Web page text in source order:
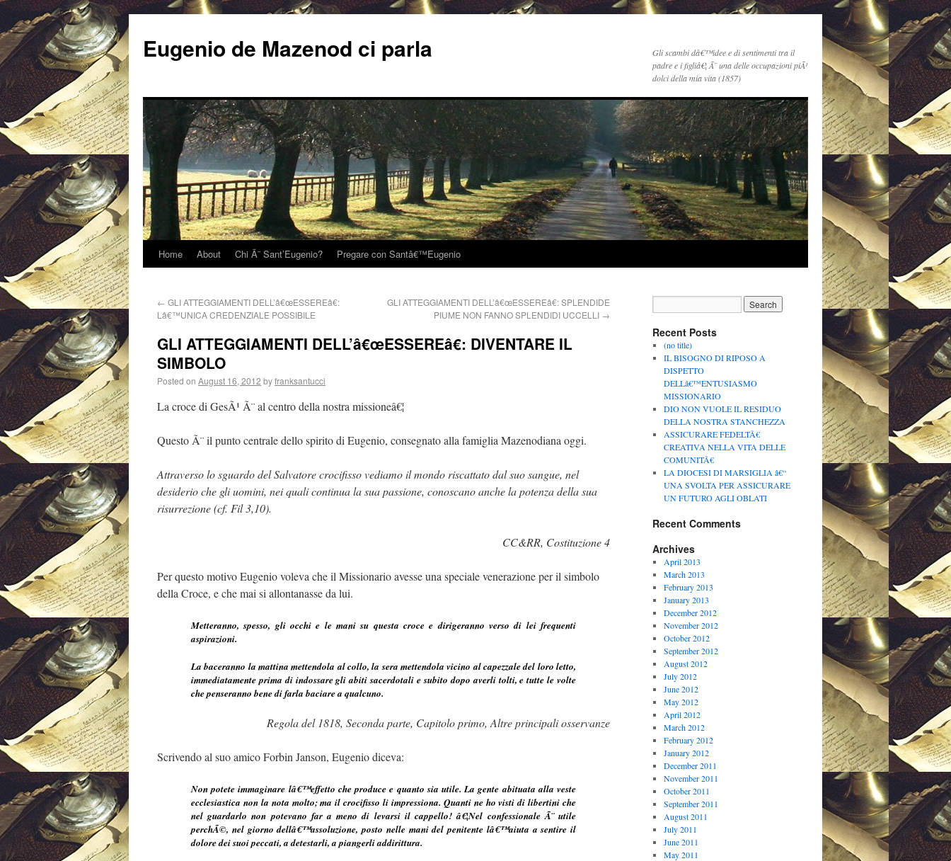
Eugenio de Mazenod ci parla
Gli scambi dâ€™idee e di sentimenti tra il
padre e i figliâ€¦ Ã¨ una delle occupazioni piÃ¹
dolci della mia vita (1857)
Home About Chi Ã¨ Sant’Eugenio? Pregare con Santâ€™Eugenio
← GLI ATTEGGIAMENTI DELL’â€œESSEREâ€:
Lâ€™UNICA CREDENZIALE POSSIBILE
GLI ATTEGGIAMENTI DELL’â€œESSEREâ€: SPLENDIDE
PIUME NON FANNO SPLENDIDI UCCELLI →
GLI ATTEGGIAMENTI DELL’â€œESSEREâ€: DIVENTARE IL
SIMBOLO
Posted on August 16, 2012 byfranksantucci
La croce di GesÃ¹ Ã¨ al centro della nostra missioneâ€¦
Questo Ã¨ il punto centrale dello spirito di Eugenio, consegnato alla famiglia Mazenodiana oggi.
Attraverso lo sguardo del Salvatore crocifisso vediamo il mondo riscattato dal suo sangue, nel
desiderio che gli uomini, nei quali continua la sua passione, conoscano anche la potenza della sua
risurrezione (cf. Fil 3,10).
CC&RR, Costituzione 4
Per questo motivo Eugenio voleva che il Missionario avesse una speciale venerazione per il simbolo
della Croce, e che mai si allontanasse da lui.
Metteranno, spesso, gli occhi e le mani su questa croce e dirigeranno verso di lei frequenti
aspirazioni.
La baceranno la mattina mettendola al collo, la sera mettendola vicino al capezzale del loro letto,
immediatamente prima di indossare gli abiti sacerdotali e subito dopo averli tolti, e tutte le volte
che penseranno bene di farla baciare a qualcuno.
Regola del 1818, Seconda parte, Capitolo primo, Altre principali osservanze
Scrivendo al suo amico Forbin Janson, Eugenio diceva:
Non potete immaginare lâ€™effetto che produce e quanto sia utile. La gente abituata alla veste
ecclesiastica non la nota molto; ma il crocifisso li impressiona. Quanti ne ho visti di libertini che
nel guardarlo non potevano far a meno di levarsi il cappello! â€¦Nel confessionale Ã¨ utile
perchÃ©, nel giorno dellâ€™assoluzione, posto nelle mani del penitente lâ€™aiuta a sentire il
dolore dei suoi peccati, a detestarli, a piangerli addirittura.
Recent Posts
(no title)
IL BISOGNO DI RIPOSO A
DISPETTO
DELLâ€™ENTUSIASMO
MISSIONARIO
DIO NON VUOLE IL RESIDUO
DELLA NOSTRA STANCHEZZA
ASSICURARE FEDELTÃ€
CREATIVA NELLA VITA DELLE
COMUNITÃ€
LA DIOCESI DI MARSIGLIA â€“
UNA SVOLTA PER ASSICURARE
UN FUTURO AGLI OBLATI
Recent Comments
Archives
April 2013
March 2013
February 2013
January 2013
December 2012
November 2012
October 2012
September 2012
August 2012
July 2012
June 2012
May 2012
April 2012
March 2012
February 2012
January 2012
December 2011
November 2011
October 2011
September 2011
August 2011
July 2011
June 2011
May 2011